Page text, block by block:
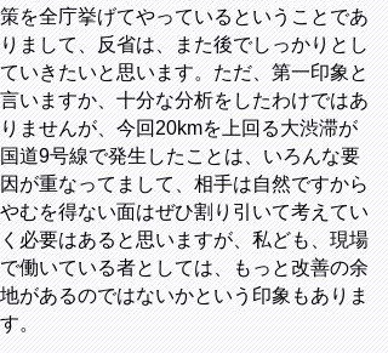
策を全庁挙げてやっているということであ
りまして、反省は、また後でしっかりとし
ていきたいと思います。ただ、第一印象と
言いますか、十分な分析をしたわけではあ
りませんが、今回20kmを上回る大渋滞が
国道9号線で発生したことは、いろんな要
因が重なってまして、相手は自然ですから
やむを得ない面はぜひ割り引いて考えてい
く必要はあると思いますが、私ども、現場
で働いている者としては、もっと改善の余
地があるのではないかという印象もありま
す。